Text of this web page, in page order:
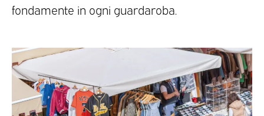
fondamente in ogni guardaroba.